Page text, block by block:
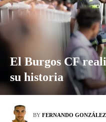
El Burgos CF
su historia
BY FERNANDO GONZÁLEZ